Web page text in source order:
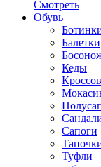
Смотреть
Обувь
Балетки
Кеды
Сапоги
Туфли